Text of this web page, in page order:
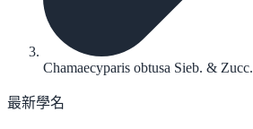
Chamaecyparis obtusa Sieb. & Zucc.
最新學名